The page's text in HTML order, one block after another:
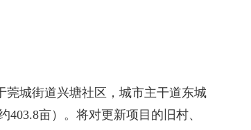
莞城街道兴塘社区，城市主干道东城
亩）。将对更新项目的旧村、